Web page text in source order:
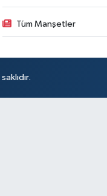
Tüm Manşetler